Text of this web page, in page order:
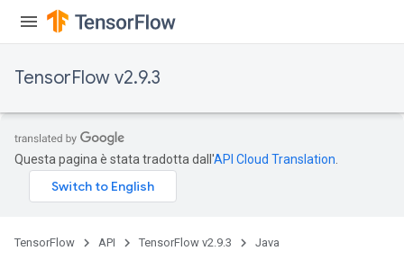
TensorFlow v2.9.3
Questa pagina è stata tradotta dall'API Cloud Translation
TensorFlow API TensorFlow v2.9.3 Java